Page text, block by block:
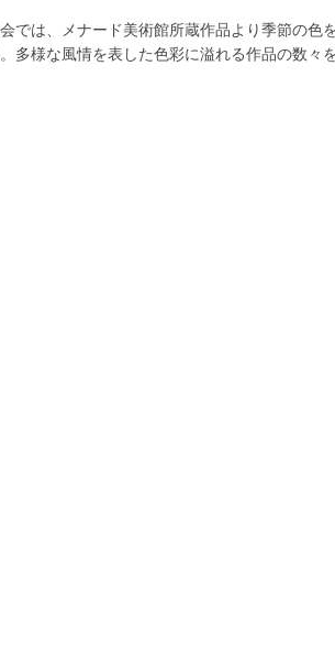
では、メナード美術館所蔵作品より季節の
多様な風情を表した色彩に溢れる作品の数々